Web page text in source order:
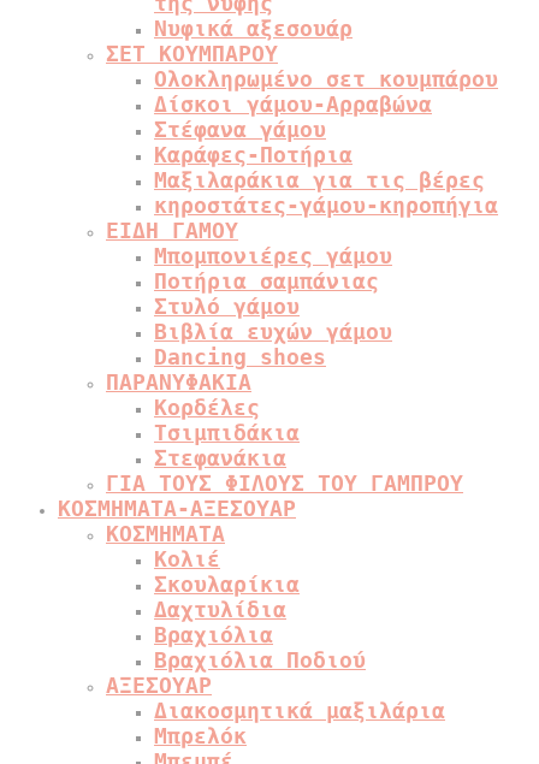
Νυφικά αξεσουάρ
ΣΕΤ ΚΟΥΜΠΑΡΟΥ
Ολοκληρωμένο σετ κουμπάρου
Δίσκοι γάμου-Αρραβώνα
Στέφανα γάμου
Καράφες-Ποτήρια
Μαξιλαράκια για τις βέρες
κηροστάτες-γάμου-κηροπήγια
ΕΙΔΗ ΓΑΜΟΥ
Μπομπονιέρες γάμου
Ποτήρια σαμπάνιας
Στυλό γάμου
Βιβλία ευχών γάμου
Dancing shoes
ΠΑΡΑΝΥΦΑΚΙΑ
Κορδέλες
Τσιμπιδάκια
Στεφανάκια
ΓΙΑ ΤΟΥΣ ΦΙΛΟΥΣ ΤΟΥ ΓΑΜΠΡΟΥ
ΚΟΣΜΗΜΑΤΑ-ΑΞΕΣΟΥΑΡ
ΚΟΣΜΗΜΑΤΑ
Κολιέ
Σκουλαρίκια
Δαχτυλίδια
Βραχιόλια
Βραχιόλια Ποδιού
ΑΞΕΣΟΥΑΡ
Διακοσμητικά μαξιλάρια
Μπρελόκ